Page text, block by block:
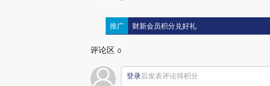
推广 财新会员积分兑好礼
评论区 0
登录后发表评论得积分